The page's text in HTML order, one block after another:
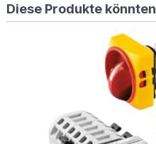
!-f
RewriteCond
{REQUEST_FILENAME}
Diese Produkte